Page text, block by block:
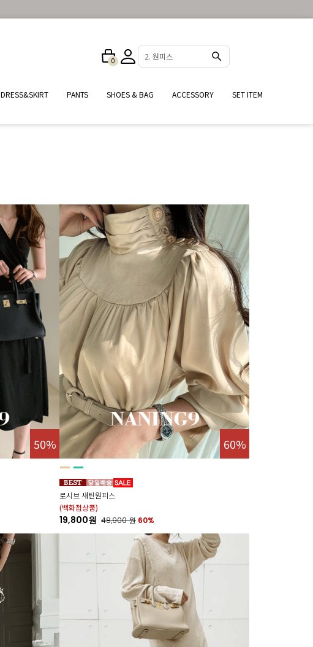
0 3. 반바지
DRESS&SKIRT PANTS SHOES & BAG ACCESSORY
SET ITEM
50% 60%
로시브 새틴원피스
(백화점상품)
19,800원 48,900원 60%